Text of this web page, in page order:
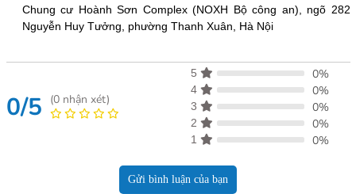
Chung cư Hoành Sơn Complex (NOXH Bộ công an), ngõ 282
Nguyễn Huy Tưởng, phường Thanh Xuân, Hà Nội
0/5 (0nhận xét)
5 0%
4 0%
3 0%
2 0%
1 0%
Gửi bình luận của bạn